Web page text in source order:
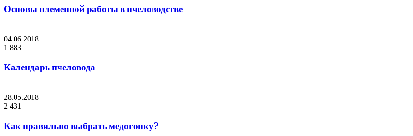
Основы племенной работы в пчеловодстве
04.06.2018
1 883
Календарь пчеловода
28.05.2018
2 431
Как правильно выбрать медогонку?